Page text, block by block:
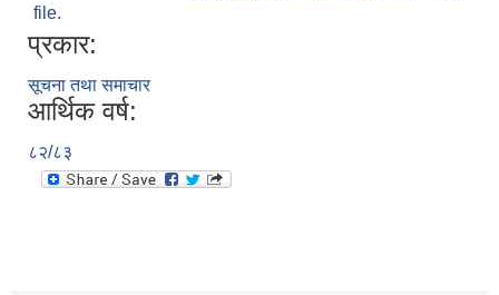
file.
प्रकार:
सूचना तथा समाचार
आर्थिक वर्ष:
८२/८३